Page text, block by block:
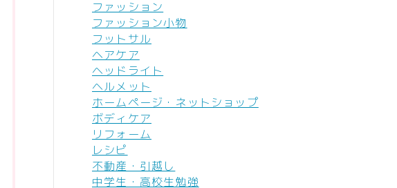
ファッション
ファッション小物
フットサル
ヘアケア
ヘッドライト
ヘルメット
ホームページ・ネットショップ
ボディケア
リフォーム
レシピ
不動産・引越し
中学生・高校生勉強